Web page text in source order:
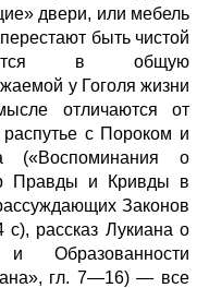
двери, или мебель
быть чистой
в общую
у Гоголя жизни
отличаются от
с Пороком и
(«Воспоминания о
Правды и Кривды в
Законов
рассказ Лукиана о
Образованности
гл. 7—16) — все